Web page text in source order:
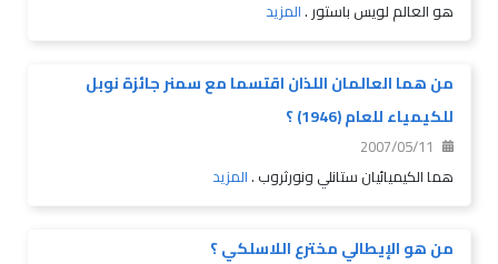
هو العالم لويس باستور .المزيد
من هما العالمان اللذان اقتسما مع سمنر جائزة نوبل
للكيمياء للعام (1946) ؟
2007/05/11
هما الكيميائيان ستانلي ونورثروب .المزيد
من هو الإيطالي مخترع اللاسلكي ؟